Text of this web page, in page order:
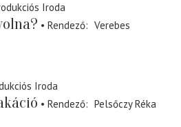
Iroda
Rendező
Verebes
Iroda
Rendező
Pelsőczy Réka